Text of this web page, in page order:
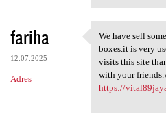
fariha
12.07.2025
Adres
We have sell
We have sell
boxes.it is very
visits this site
with your
https://